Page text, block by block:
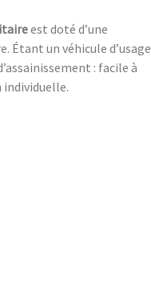
est doté d’une
Étant un véhicule d’usage
: facile à